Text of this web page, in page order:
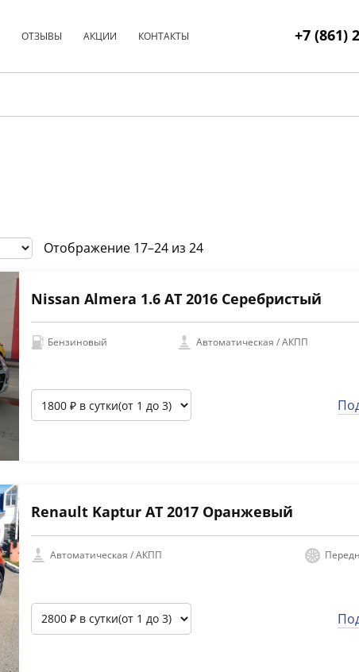
ОТЗЫВЫ АКЦИИ КОНТАКТЫ +7 (861)
Отображение 17–24 из 24
Nissan Almera 1.6 АТ 2016 Серебристый
Бензиновый Автоматическая / АКПП
Renault Kaptur АТ 2017 Оранжевый
Автоматическая / АКПП